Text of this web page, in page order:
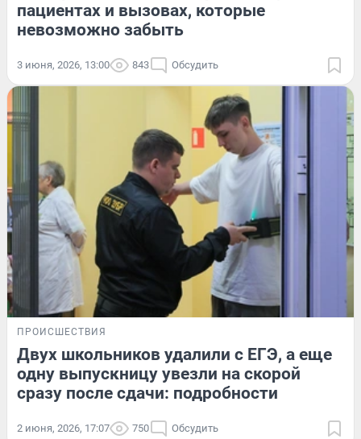
пациентах и вызовах, которые
невозможно забыть
3 июня, 2026, 13:00 843 Обсудить
ПРОИСШЕСТВИЯ
Двух школьников удалили с ЕГЭ, а еще
одну выпускницу увезли на скорой
сразу после сдачи: подробности
2 июня, 2026, 17:07 750 Обсудить